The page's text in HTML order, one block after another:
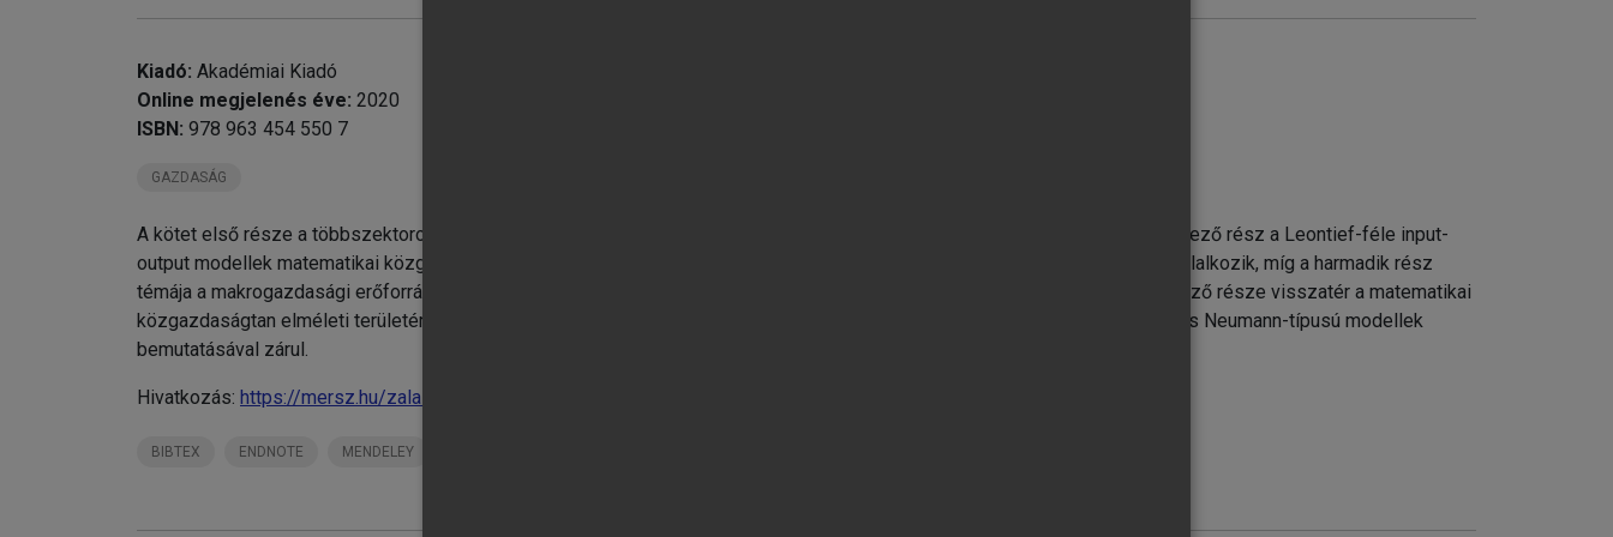
Kiadó: Akadémiai Kiadó
Online megjelenés éve: 2020
ISBN: 978 963 454 550 7
GAZDASÁG
A kötet első része a többszektoros makrogazdasági modellek elméleti és módszertani alapjaival és előzményeivel, a következő rész a Leontief-féle input-
output modellek matematikai közgazdaságtani hátterével és a gyakorlati alkalmazásokban használt modellek kérdéseivel foglalkozik, míg a harmadik rész
témája a makrogazdasági erőforrás-allokáció elemzése matematikai programozási és egyensúlyi modellekkel. A kötet befejező része visszatér a matematikai
közgazdaságtan elméleti területére, és a számos ma is érvényes és érdekes következtetés levonására alkalmas Leontief- és Neumann-típusú modellek
bemutatásával zárul.
Hivatkozás: https://mersz.hu/zalai-matematikai-kozgazdasagtan-ii//
BIBTEX ENDNOTE MENDELEY